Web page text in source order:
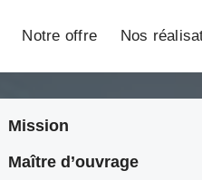
Notre offre Nos
Mission
Maître d’ouvrage